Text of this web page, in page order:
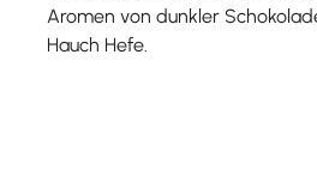
Aromen von dunkler
Hauch Hefe.